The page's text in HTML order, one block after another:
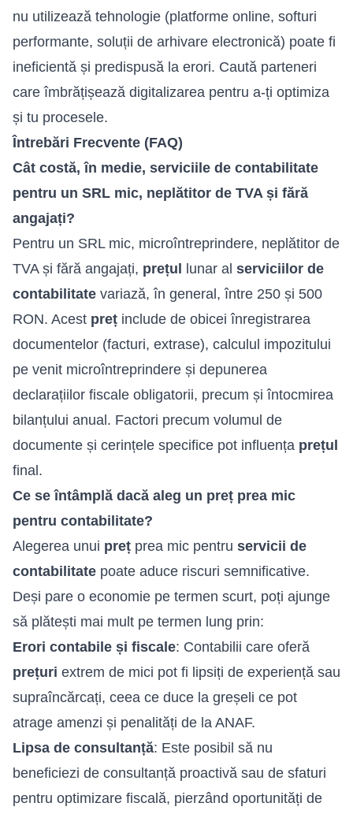
nu utilizează tehnologie (platforme online, softuri
performante, soluții de arhivare electronică) poate fi
ineficientă și predispusă la erori. Caută parteneri
care îmbrățișează digitalizarea pentru a-ți optimiza
și tu procesele.
Întrebări Frecvente (FAQ)
Cât costă, în medie, serviciile de contabilitate
pentru un SRL mic, neplătitor de TVA și fără
angajați?
Pentru un SRL mic, microîntreprindere, neplătitor de
TVA și fără angajați, prețul lunar al serviciilor de
contabilitate variază, în general, între 250 și 500
RON. Acest preț include de obicei înregistrarea
documentelor (facturi, extrase), calculul impozitului
pe venit microîntreprindere și depunerea
declarațiilor fiscale obligatorii, precum și întocmirea
bilanțului anual. Factori precum volumul de
documente și cerințele specifice pot influența prețul
final.
Ce se întâmplă dacă aleg un preț prea mic
pentru contabilitate?
Alegerea unui preț prea mic pentru servicii de
contabilitate poate aduce riscuri semnificative.
Deși pare o economie pe termen scurt, poți ajunge
să plătești mai mult pe termen lung prin:
Erori contabile și fiscale: Contabilii care oferă
prețuri extrem de mici pot fi lipsiți de experiență sau
supraîncărcați, ceea ce duce la greșeli ce pot
atrage amenzi și penalități de la ANAF.
Lipsa de consultanță: Este posibil să nu
beneficiezi de consultanță proactivă sau de sfaturi
pentru optimizare fiscală, pierzând oportunități de